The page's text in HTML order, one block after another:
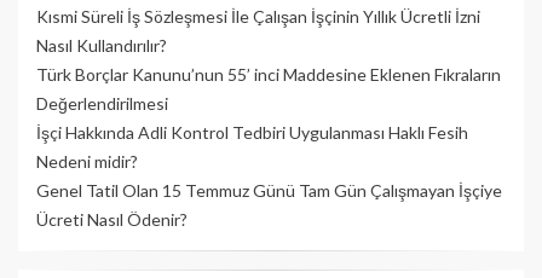
Kısmi Süreli İş Sözleşmesi İle Çalışan İşçinin Yıllık Üc­retli İzni
Nasıl Kullandırılır?
Türk Borçlar Kanunu’nun 55’ inci Maddesine Eklenen Fıkraların
Değerlendirilmesi
İşçi Hakkında Adli Kontrol Tedbiri Uygulanması Haklı Fesih
Nedeni midir?
Genel Tatil Olan 15 Temmuz Günü Tam Gün Çalışmayan İşçiye
Ücreti Nasıl Ödenir?